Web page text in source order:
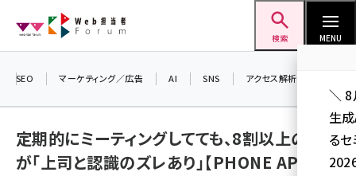
ン
検索 MENU
SEO マーケティング／広告 AI SNS アクセス解析／データ分析
定期的にミーティングしてても、8割以上の部下
が「上司と認識のズレあり」【PHONE APPLI
＼ 8
生
る